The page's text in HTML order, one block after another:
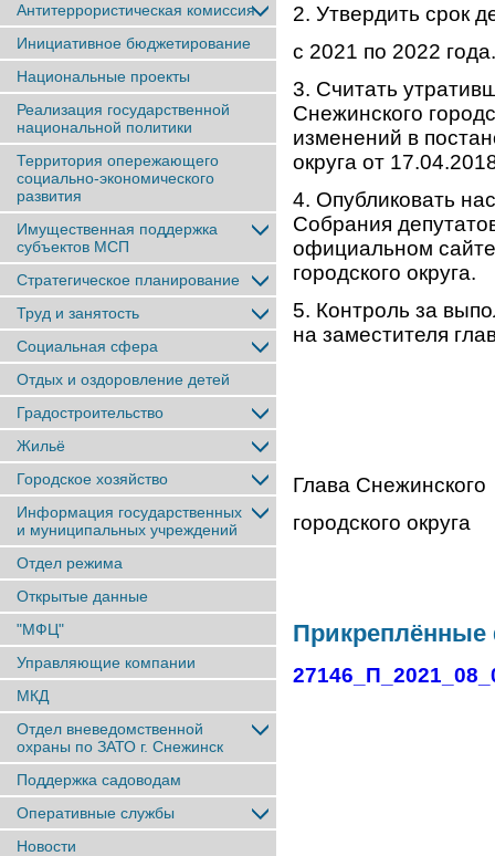
Антитеррористическая комиссия
Инициативное бюджетирование
Национальные проекты
Реализация государственной
национальной политики
Территория опережающего
социально-экономического
развития
Имущественная поддержка
субъектов МСП
Стратегическое планирование
Труд и занятость
Социальная сфера
Отдых и оздоровление детей
Градостроительство
Жильё
Городское хозяйство
Информация государственных
и муниципальных учреждений
Отдел режима
Открытые данные
"МФЦ"
Управляющие компании
МКД
Отдел вневедомственной
охраны по ЗАТО г. Снежинск
Поддержка садоводам
Оперативные службы
Новости
2. Утвердить срок
с 2021 по 2022 года.
3. Считать
Снежинского
изменений в
округа от
4. Опубликовать
Собрания
официальном
городского округа.
5. Контроль за
на заместителя
Глава Снежинского